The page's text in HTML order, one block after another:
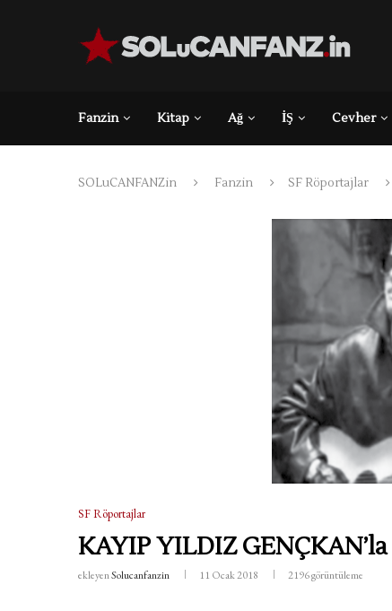
Fanzin Kitap Ağ İŞ Cevher
SOLuCANFANZin Fanzin SF Röportajlar
SF Röportajlar
KAYIP YILDIZ
ekleyenSolucanfanzin 11 Ocak 2018 2196görüntüleme